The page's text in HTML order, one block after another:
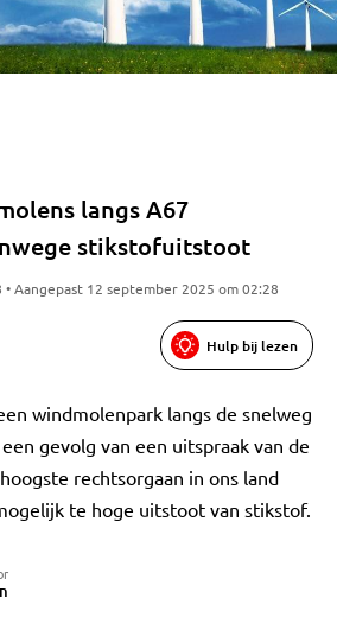
langs A67
stikstofuitstoot
Aangepast 12 september 2025 om 02:28
Hulp bij lezen
windmolenpark langs de snelweg
gevolg van een uitspraak van de
rechtsorgaan in ons land
te hoge uitstoot van stikstof.